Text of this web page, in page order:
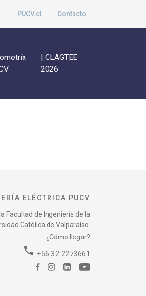
PUCV.cl Contacto
| CLAGTEE
2026
ELÉCTRICA PUCV
Facultad de Ingeniería de la
Católica de Valparaíso.
¿Cómo llegar?
phone +56 32 2273661